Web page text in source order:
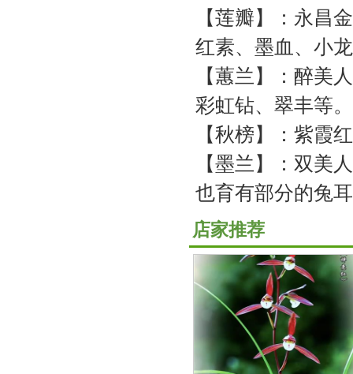
【莲瓣】：永昌
红素、墨血、小
【蕙兰】：醉美
彩虹钻、翠丰等。
【秋榜】：紫霞
【墨兰】：双美人
也育有部分的兔
店家推荐